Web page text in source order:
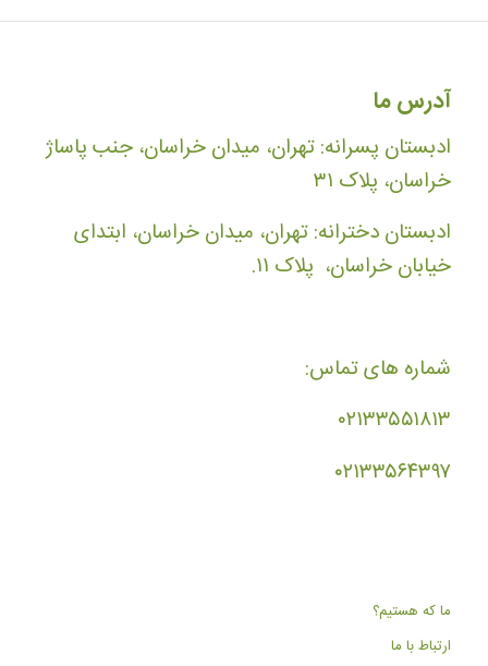
آدرس ما
ادبستان پسرانه: تهران، میدان خراسان، جنب پاساژ
خراسان، پلاک ۳۱
ادبستان دخترانه: تهران، میدان خراسان، ابتدای
خیابان خراسان، پلاک ۱۱.
شماره های تماس:
۰۲۱۳۳۵۵۱۸۱۳
۰۲۱۳۳۵۶۴۳۹۷
ما که هستیم؟
ارتباط با ما